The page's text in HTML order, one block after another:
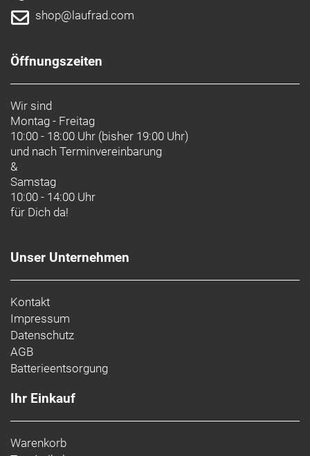
shop@laufrad.com
Öffnungszeiten
Wir sind
Montag - Freitag
10:00 - 18:00 Uhr (bisher 19:00 Uhr)
und nach Terminvereinbarung
&
Samstag
10:00 - 14:00 Uhr
für Dich da!
Unser Unternehmen
Kontakt
Impressum
Datenschutz
AGB
Batterieentsorgung
Ihr Einkauf
Warenkorb